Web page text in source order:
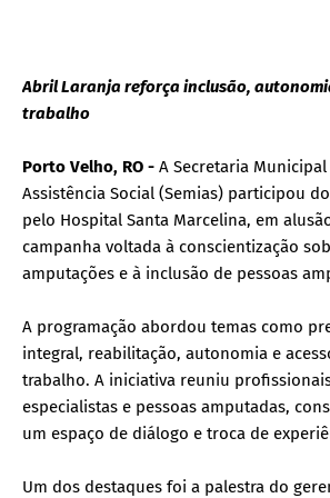
Abril Laranja reforça inclusão,
trabalho
Porto Velho, RO - A Secretaria
Assistência Social (Semias) participou
pelo Hospital Santa Marcelina, em
campanha voltada à conscientização
amputações e à inclusão de pessoas
A programação abordou temas como
integral, reabilitação, autonomia e
trabalho. A iniciativa reuniu
especialistas e pessoas amputadas,
um espaço de diálogo e troca de
Um dos destaques foi a palestra do